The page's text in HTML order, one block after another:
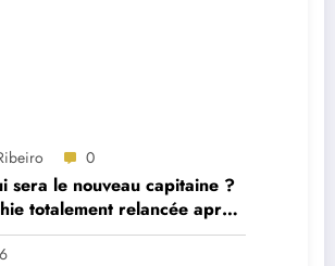
0
sera le nouveau capitaine ?
totalement relancée après
majeurs